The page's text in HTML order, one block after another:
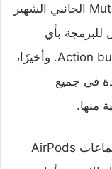
السلسلة بالكامل أيضًا ستأتي بدون زر Mute الجانبي الشهير
للبرمجة بأي
في جميع
آبل ربما تقوم أيضًا بتحديث خط إنتاج سماعات AirPods